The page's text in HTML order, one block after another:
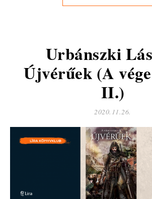
Urbánszki
Újvérűek (A
II.)
2020.11.26.